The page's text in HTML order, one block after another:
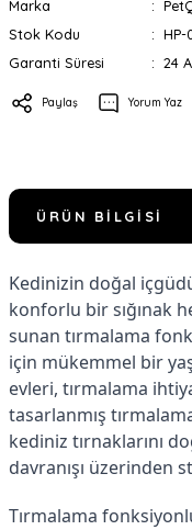
Marka
Stok Kodu
HP-
Garanti Süresi
24
Paylaş Yorum Yaz
ÜRÜN BILGISI
Kedinizin doğal
konforlu bir sığınak
sunan tırmalama
için mükemmel bir
evleri, tırmalama
tasarlanmış
kediniz tırnaklarını
davranışı üzerinden
Tırmalama